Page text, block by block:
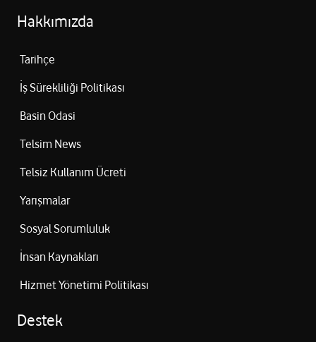
Hakkımızda
Tarihçe
İş Sürekliliği Politikası
Basin Odasi
Telsim News
Telsiz Kullanım Ücreti
Yarışmalar
Sosyal Sorumluluk
İnsan Kaynakları
Hizmet Yönetimi Politikası
Destek